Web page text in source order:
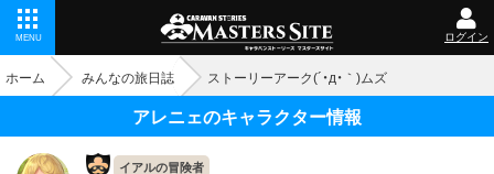
MENU ログイン
ホーム みんなの旅日誌 ストーリーアーク(´・д・｀)ムズ
アレニェのキャラクター情報
イアルの冒険者